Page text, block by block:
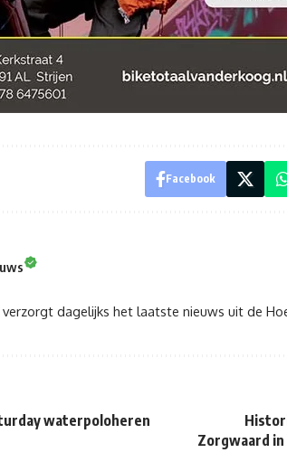
Facebook
dagelijks het laatste nieuws uit de
waterpoloheren
Zorgwaard